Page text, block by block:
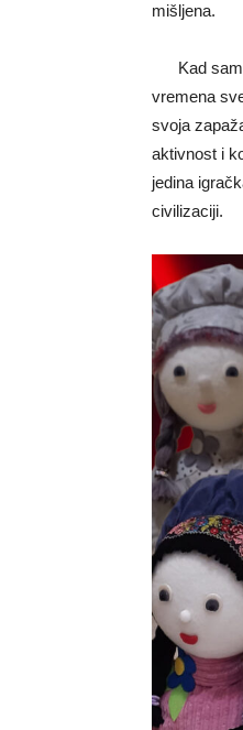
mišljena.
Kad
vremena
svoja
aktivnost i
jedina
civilizaciji.